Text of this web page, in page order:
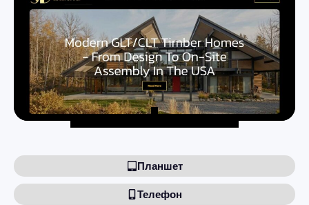
Планшет
Телефон